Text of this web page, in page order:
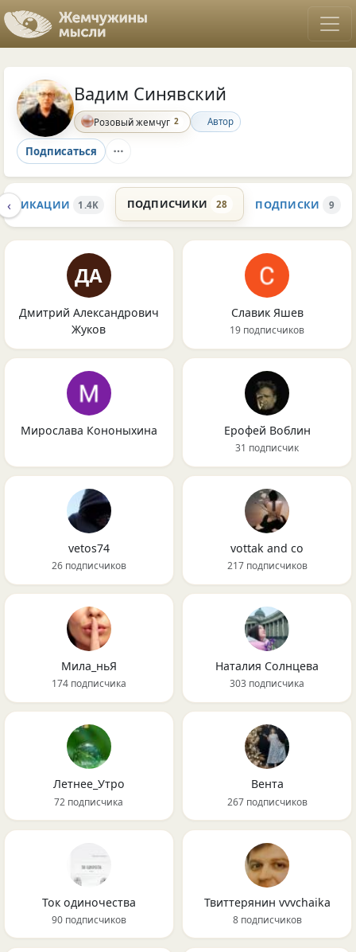
Вадим Синявский
Розовый жемчуг 2 Автор
Подписаться
1.4K ПОДПИСЧИКИ 28 ПОДПИСКИ 9
‹
ДА
Дмитрий Александрович
Жуков
Славик Яшев
19 подписчиков
Мирослава Кононыхина Ерофей Воблин
31 подписчик
vetos74
26 подписчиков
vottak and co
217 подписчиков
Мила_ньЯ
174 подписчика
Наталия Солнцева
303 подписчика
Летнее_Утро
72 подписчика
Вента
267 подписчиков
Ток одиночества
90 подписчиков
Твиттерянин vvvchaika
8 подписчиков